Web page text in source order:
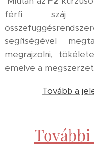
férfi száj
segítségével
megrajzolni,
emelve a
Tovább a